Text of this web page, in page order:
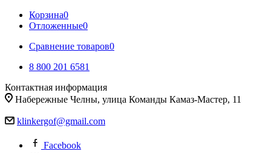
Корзина0
Отложенные0
Сравнение товаров0
8 800 201 6581
Контактная информация
Набережные Челны, улица Команды Камаз-Мастер, 11
klinkergof@gmail.com
Facebook